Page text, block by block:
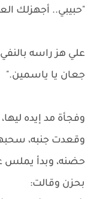
"حبيبي.. أجهزلك
علي هز راسه
جعان يا ياسمين."
وفجأة مد إيده
وقعدت جنبه،
حضنه، وبدأ يملس
بحزن وقالت: